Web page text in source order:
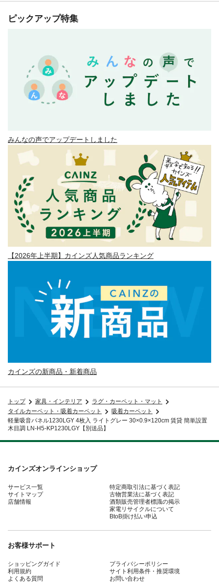
ピックアップ特集
みんなの声でアップデートしました
【2026年上半期】カインズ人気商品ランキング
カインズの新商品・新着商品
トップ 家具・インテリア
ラグ・カーペット・マット
タイルカーペット・吸着カーペット
吸着カーペット
軽量吸音パネル1230LGY 4枚入 ライトグレー 30×0.9×120cm 賃貸 簡単設置
木目調 LN-H5-KP1230LGY【別送品】
カインズオンラインショップ
サービス一覧
サイトマップ
店舗情報
特定商取引法に基づく表記
古物営業法に基づく表記
酒類販売管理者標識の掲示
家電リサイクルについて
BtoB掛け払い申込
お客様サポート
ショッピングガイド
利用規約
よくある質問
プライバシーポリシー
サイト利用条件・推奨環境
お問い合わせ